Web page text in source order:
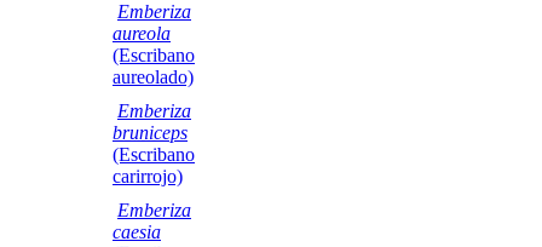
Emberiza
aureola
(Escribano
aureolado)
Emberiza
bruniceps
(Escribano
carirrojo)
Emberiza
caesia